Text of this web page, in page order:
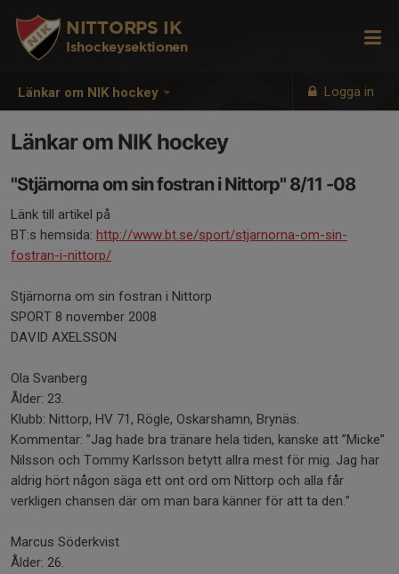
Länkar om NIK hockey Logga in
NITTORPS IK
Ishockeysektionen
Länkar om NIK hockey
"Stjärnorna om sin fostran i Nittorp" 8/11 -08
Länk till artikel på
BT:s hemsida: http://www.bt.se/sport/stjarnorna-om-sin-
fostran-i-nittorp/
Stjärnorna om sin fostran i Nittorp
SPORT 8 november 2008
DAVID AXELSSON
Ola Svanberg
Ålder: 23.
Klubb: Nittorp, HV 71, Rögle, Oskarshamn, Brynäs.
Kommentar: ”Jag hade bra tränare hela tiden, kanske att ”Micke”
Nilsson och Tommy Karlsson betytt allra mest för mig. Jag har
aldrig hört någon säga ett ont ord om Nittorp och alla får
verkligen chansen där om man bara känner för att ta den.”
Marcus Söderkvist
Ålder: 26.